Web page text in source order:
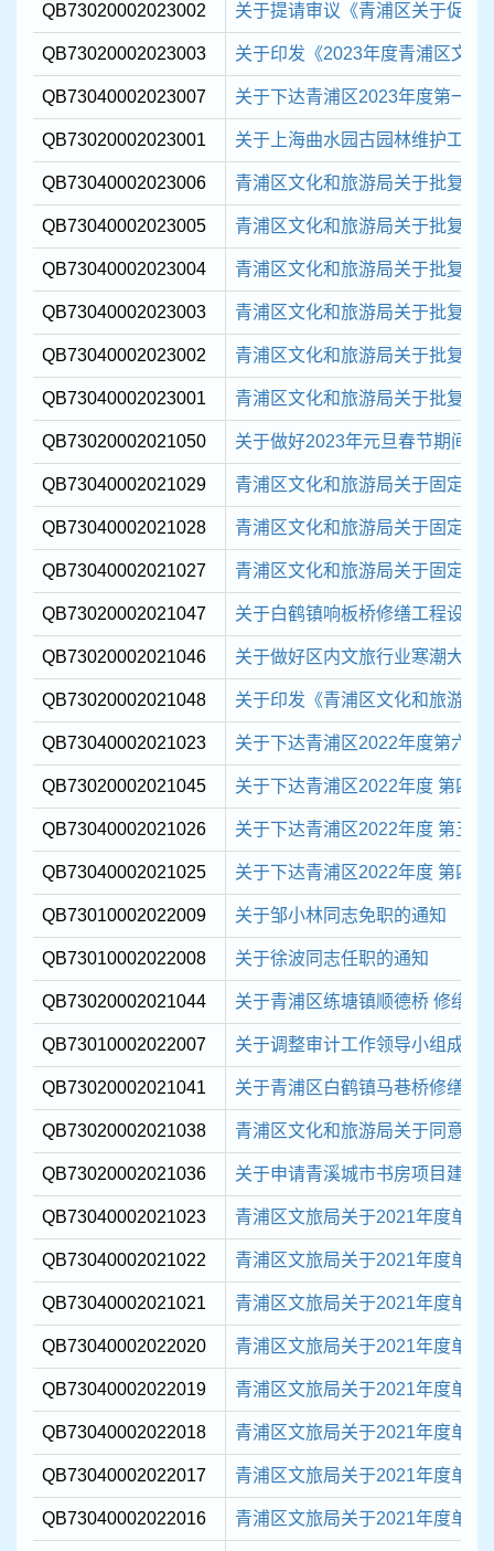
QB73020002023002 关于提请审议《青浦区关于促进
QB73020002023003 关于印发《2023年度青浦区文化
QB73040002023007 关于下达青浦区2023年度第一批
QB73020002023001 关于上海曲水园古园林维护工作
QB73040002023006 青浦区文化和旅游局关于批复
QB73040002023005 青浦区文化和旅游局关于批复
QB73040002023004 青浦区文化和旅游局关于批复
QB73040002023003 青浦区文化和旅游局关于批复
QB73040002023002 青浦区文化和旅游局关于批复
QB73040002023001 青浦区文化和旅游局关于批复
QB73020002021050 关于做好2023年元旦春节期间
QB73040002021029 青浦区文化和旅游局关于固定资
QB73040002021028 青浦区文化和旅游局关于固定资
QB73040002021027 青浦区文化和旅游局关于固定资
QB73020002021047 关于白鹤镇响板桥修缮工程设计
QB73020002021046 关于做好区内文旅行业寒潮大风
QB73020002021048 关于印发《青浦区文化和旅游局
QB73040002021023 关于下达青浦区2022年度第六批
QB73020002021045 关于下达青浦区2022年度 第四
QB73040002021026 关于下达青浦区2022年度 第五
QB73040002021025 关于下达青浦区2022年度 第四
QB73010002022009 关于邹小林同志免职的通知
QB73010002022008 关于徐波同志任职的通知
QB73020002021044 关于青浦区练塘镇顺德桥 修缮工
QB73010002022007 关于调整审计工作领导小组成员
QB73020002021041 关于青浦区白鹤镇马巷桥修缮工
QB73020002021038 青浦区文化和旅游局关于同意成
QB73020002021036 关于申请青溪城市书房项目建设
QB73040002021023 青浦区文旅局关于2021年度单位
QB73040002021022 青浦区文旅局关于2021年度单位
QB73040002021021 青浦区文旅局关于2021年度单位
QB73040002022020 青浦区文旅局关于2021年度单位
QB73040002022019 青浦区文旅局关于2021年度单位
QB73040002022018 青浦区文旅局关于2021年度单位
QB73040002022017 青浦区文旅局关于2021年度单位
QB73040002022016 青浦区文旅局关于2021年度单位